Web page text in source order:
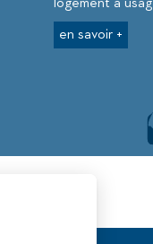
logement à
en savoir +